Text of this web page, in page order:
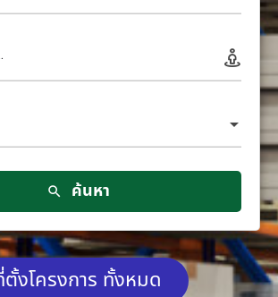
ค้นหา
ตั้งโครงการ ทั้งหมด